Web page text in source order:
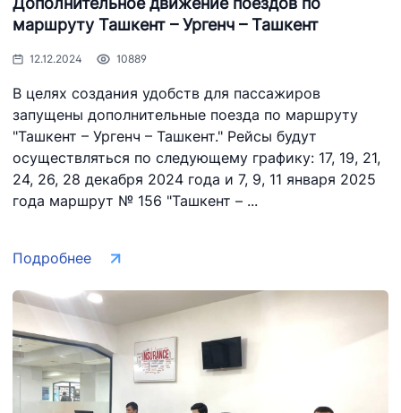
маршруту Ташкент – Ургенч – Ташкент
12.12.2024 10889
В целях создания удобств для пассажиров
запущены дополнительные поезда по маршруту
"Ташкент – Ургенч – Ташкент." Рейсы будут
осуществляться по следующему графику: 17, 19, 21,
24, 26, 28 декабря 2024 года и 7, 9, 11 января 2025
года маршрут № 156 "Ташкент – ...
Подробнее